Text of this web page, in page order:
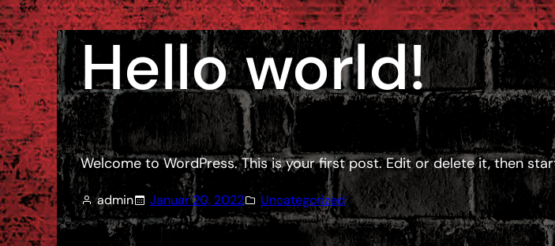
Zum
Inhalt
springen
Hello world!
Welcome to WordPress. This is your first post. Edit or delete it, then
admin Januar 20, 2022 Uncategorized